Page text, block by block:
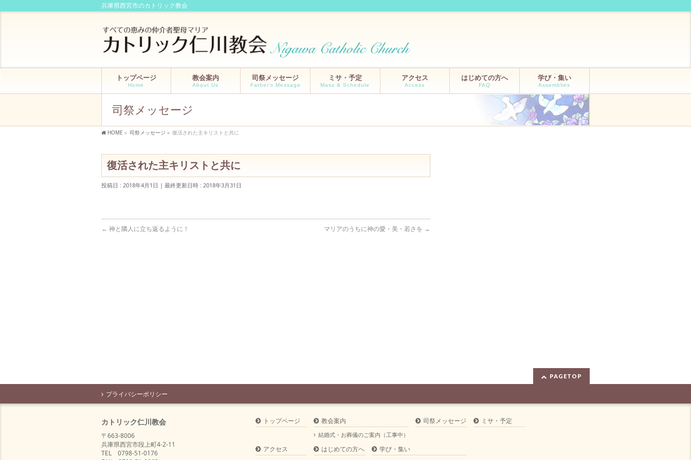
兵庫県西宮市のカトリック教会
トップページ
Home
教会案内
About Us
司祭メッセージ
Father’s Message
ミサ・予定
Mass & Schedule
アクセス
Access
はじめての方へ
FAQ
学び・集い
Assemblies
司祭メッセージ
HOME » 司祭メッセージ » 復活された主キリストと共に
復活された主キリストと共に
投稿日 : 2018年4月1日 最終更新日時 : 2018年3月31日
← 神と隣人に立ち返るように！ マリアのうちに神の愛・美・若さを →
PAGETOP
プライバシーポリシー
カトリック仁川教会
〒663-8006
兵庫県西宮市段上町4-2-11
TEL 0798-51-0176
トップページ 教会案内
結婚式・お葬儀のご案内（工事中）
司祭メッセージ ミサ・予定
アクセス はじめての方へ 学び・集い